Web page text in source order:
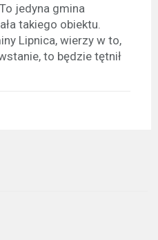
jedyna gmina
takiego obiektu.
Lipnica, wierzy w to,
to będzie tętnił